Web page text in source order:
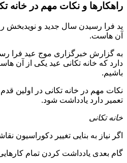
راهکارها و نکات مهم در خانه
ید فرا رسیدن سال جدید و نویدبخش
آن هاست.
به گزارش خبرگزاری موج عید فرا
دارد که خانه تکانی عید یکی از آن
باشیم.
نکات مهم در خانه تکانی در اولین
تعمیر دارد یادداشت شود.
خانه تکانی
اگر نیاز به بنایی تغییر دکوراسیون
گام بعدی یادداشت کردن تمام